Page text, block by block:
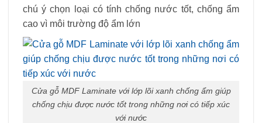
chú ý chọn loại có tính chống nước tốt, chống ẩm
cao vì môi trường độ ẩm lớn
Cửa gỗ MDF Laminate với lớp lõi xanh chống ẩm giúp
chống chịu được nước tốt trong những nơi có tiếp xúc
với nước